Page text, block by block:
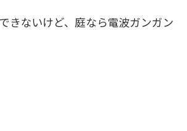
きないけど、庭なら電波ガンガン